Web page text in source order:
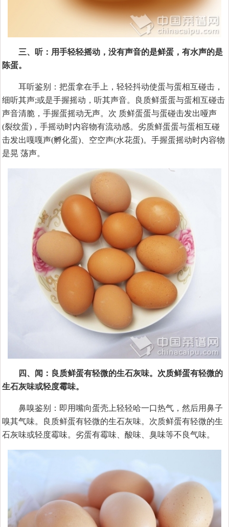
三、听：用手轻轻摇动，没有声音的是鲜蛋，有水声的是
陈蛋。
耳听鉴别：把蛋拿在手上，轻轻抖动使蛋与蛋相互碰击，
细听其声;或是手握摇动，听其声音。良质鲜蛋蛋与蛋相互碰击
声音清脆，手握蛋摇动无声。次 质鲜蛋蛋与蛋碰击发出哑声
(裂纹蛋)，手摇动时内容物有流动感。劣质鲜蛋蛋与蛋相互碰
击发出嘎嘎声(孵化蛋)、空空声(水花蛋)。手握蛋摇动时内容物
是晃 荡声。
四、闻：良质鲜蛋有轻微的生石灰味。次质鲜蛋有轻微的
生石灰味或轻度霉味。
鼻嗅鉴别：即用嘴向蛋壳上轻轻哈一口热气，然后用鼻子
嗅其气味。良质鲜蛋有轻微的生石灰味。次质鲜蛋有轻微的生
石灰味或轻度霉味。劣蛋有霉味、酸味、臭味等不良气味。